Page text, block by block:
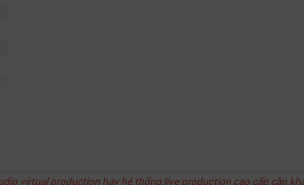
virtual production hay hệ thống live production cao cấp cần